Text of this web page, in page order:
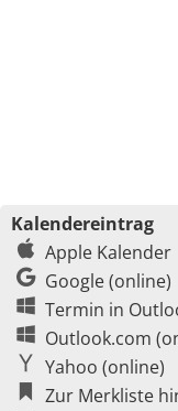
Kalendereintrag
Apple Kalender
Google (online)
Termin in
Outlook.com
Yahoo (online)
Zur Merkliste